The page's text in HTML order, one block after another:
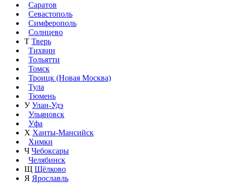
Саратов
Севастополь
Симферополь
Солнцево
Т Тверь
Тихвин
Тольятти
Томск
Троицк (Новая Москва)
Тула
Тюмень
У Улан-Удэ
Ульяновск
Уфа
Х Ханты-Мансийск
Химки
Ч Чебоксары
Челябинск
Щ Щёлково
Я Ярославль